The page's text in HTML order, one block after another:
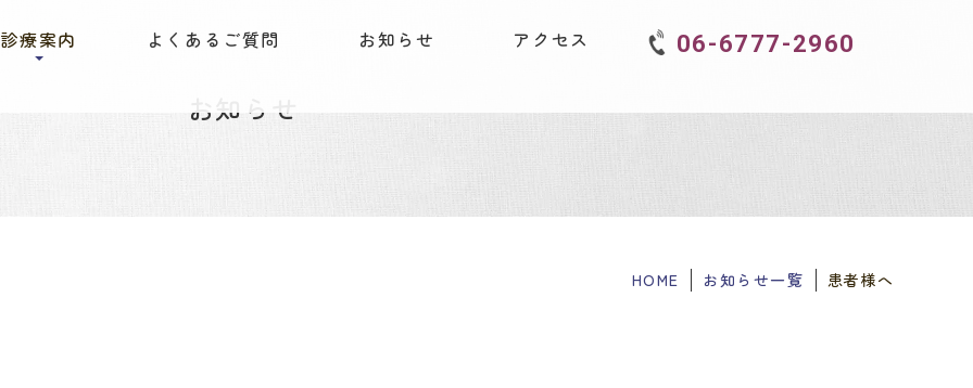
診療案内 よくあるご質問 お知らせ アクセス 06-6777-2960
お知らせ
HOME お知らせ一覧 患者様へ